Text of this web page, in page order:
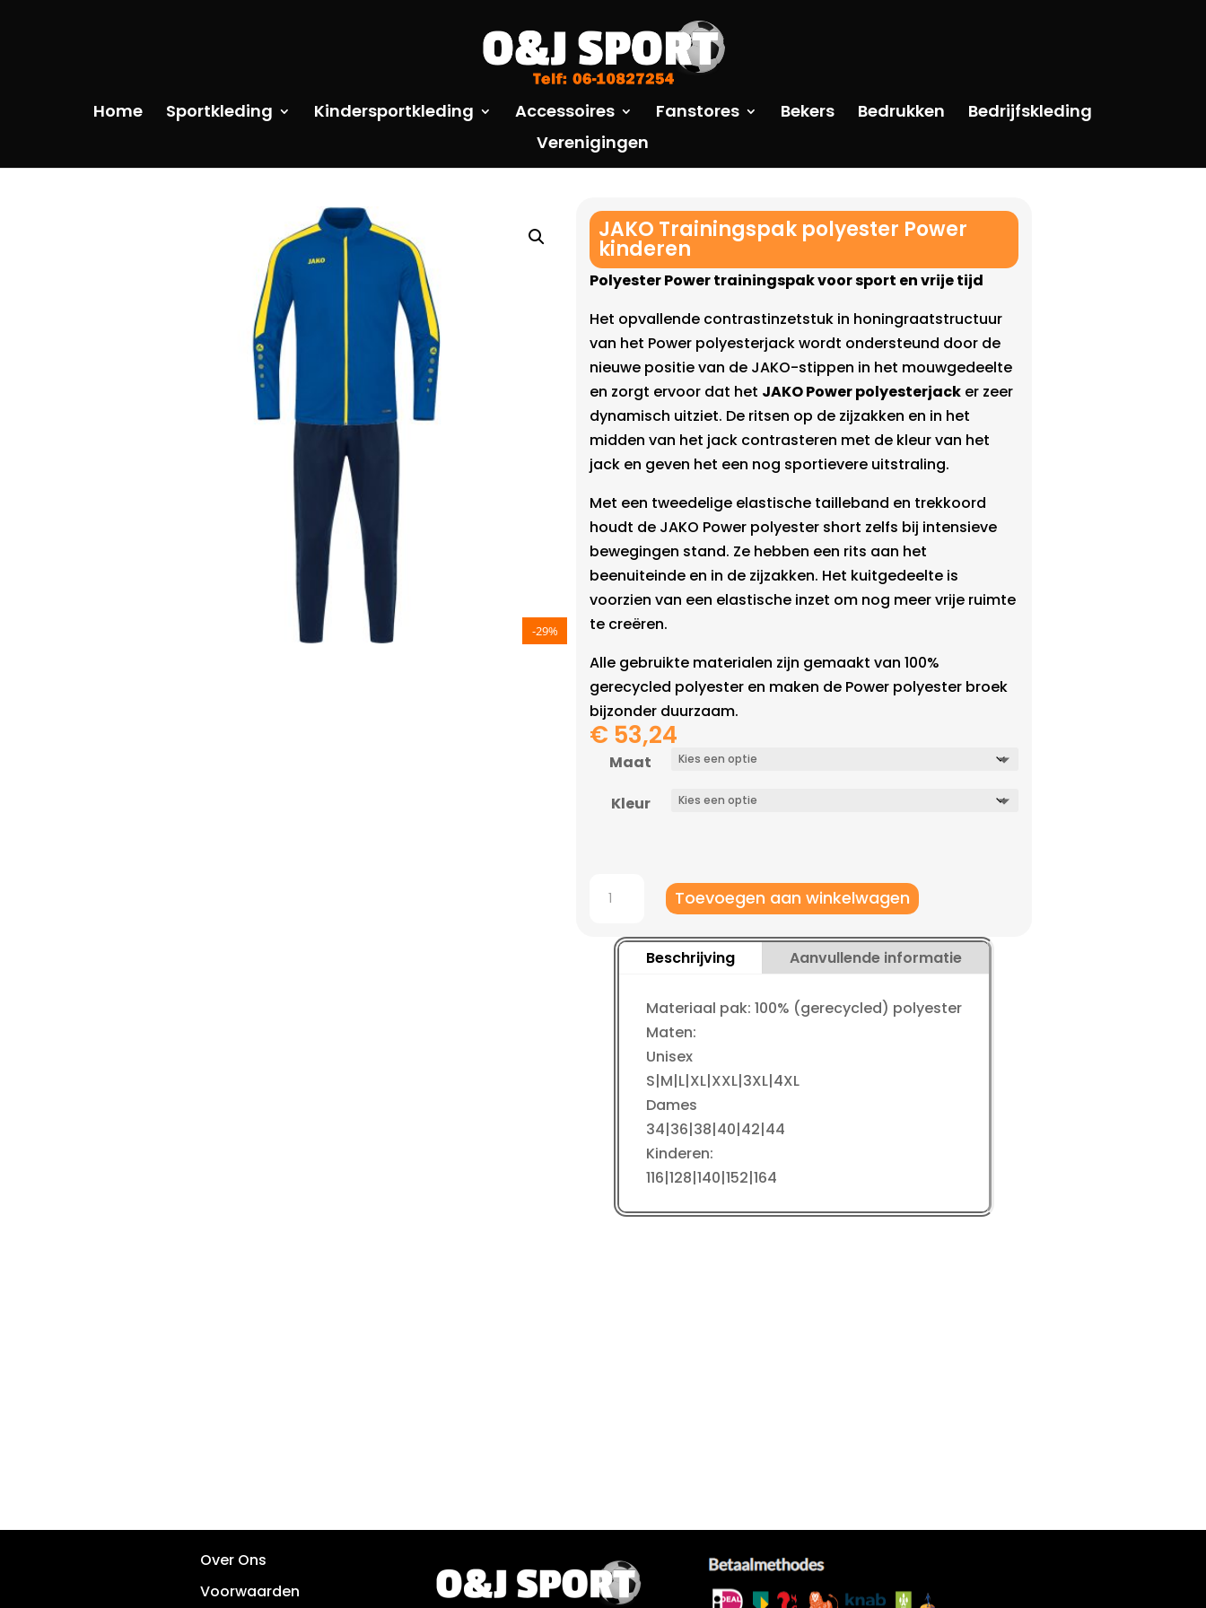
Home Sportkleding Kindersportkleding Accessoires Fanstores Bekers Bedrukken
Bedrijfskleding
Verenigingen
-29%
JAKO Trainingspak polyester Power
kinderen
Polyester Power trainingspak voor sport en vrije tijd
Het opvallende contrastinzetstuk in honingraatstructuur
van het Power polyesterjack wordt ondersteund door de
nieuwe positie van de JAKO-stippen in het mouwgedeelte
en zorgt ervoor dat het JAKO Power polyesterjack er zeer
dynamisch uitziet. De ritsen op de zijzakken en in het
midden van het jack contrasteren met de kleur van het
jack en geven het een nog sportievere uitstraling.
Met een tweedelige elastische tailleband en trekkoord
houdt de JAKO Power polyester short zelfs bij intensieve
bewegingen stand. Ze hebben een rits aan het
beenuiteinde en in de zijzakken. Het kuitgedeelte is
voorzien van een elastische inzet om nog meer vrije ruimte
te creëren.
Alle gebruikte materialen zijn gemaakt van 100%
gerecycled polyester en maken de Power polyester broek
bijzonder duurzaam.
€ 53,24
Maat
Kleur
Trainingspak
polyester
Toevoegen aan winkelwagen
Beschrijving Aanvullende informatie
Materiaal pak: 100% (gerecycled) polyester
Maten:
Unisex
S|M|L|XL|XXL|3XL|4XL
Dames
34|36|38|40|42|44
Kinderen:
116|128|140|152|164
Over Ons
Voorwaarden